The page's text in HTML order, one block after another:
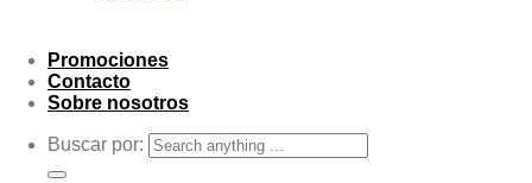
Promociones
Contacto
Sobre nosotros
Buscar por: